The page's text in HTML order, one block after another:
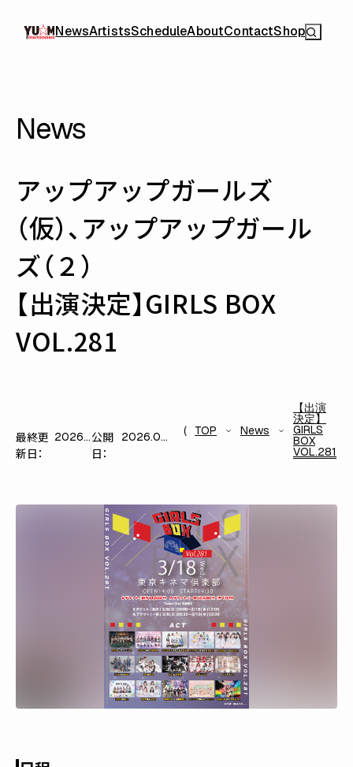
NewsArtistsScheduleAboutContactShop
News
アップアップガールズ
（仮）、アップアップガール
ズ（２）
【出演決定】GIRLS BOX
VOL.281
最終更
新日：
2026.03.13公開
日：
2026.03.06 TOP News
【出演
決定】
GIRLS
BOX
VOL.281